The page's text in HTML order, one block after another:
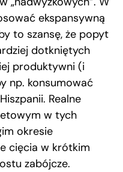
ekspansywną
to szansę, że popyt
dotkniętych
produktywni (i
np. konsumować
Realne
w tych
okresie
cięcia w krótkim
zabójcze.